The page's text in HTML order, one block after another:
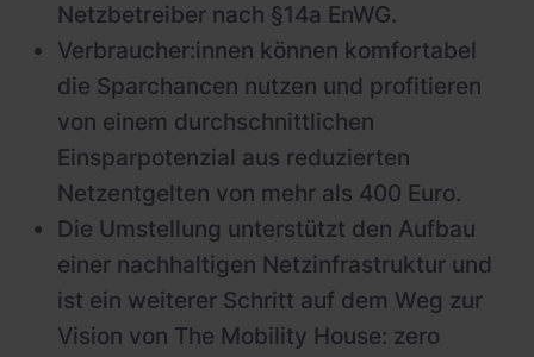
Netzbetreiber nach §14a EnWG.
Verbraucher:innen können komfortabel
die Sparchancen nutzen und profitieren
von einem durchschnittlichen
Einsparpotenzial aus reduzierten
Netzentgelten von mehr als 400 Euro.
Die Umstellung unterstützt den Aufbau
einer nachhaltigen Netzinfrastruktur und
ist ein weiterer Schritt auf dem Weg zur
Vision von The Mobility House: zero